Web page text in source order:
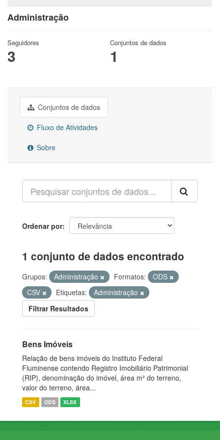
Administração
Seguidores
3
Conjuntos de dados
1
Conjuntos de dados
Fluxo de Atividades
Sobre
Ordenar por
1 conjunto de dados encontrado
Grupos: Administração Formatos:
ODS
CSV
Etiquetas:
Administração
Filtrar Resultados
Bens Imóveis
Relação de bens imóveis do Instituto Federal
Fluminense contendo Registro Imobiliário Patrimonial
(RIP), denominação do imóvel, área m² do terreno,
valor do terreno, área...
CSV ODS XLSX